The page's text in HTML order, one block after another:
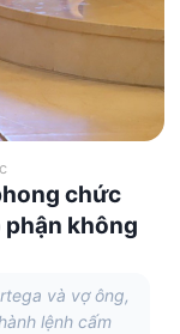
chức
phận không
và vợ ông,
lệnh cấm